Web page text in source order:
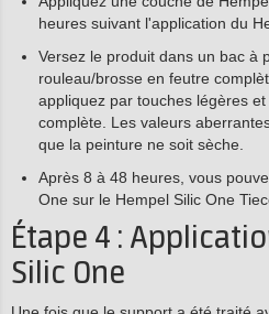
heures suivant l'application du
Versez le produit dans un bac à
rouleau/brosse en feutre
appliquez par touches légères
complète. Les valeurs
que la peinture ne soit sèche.
Après 8 à 48 heures, vous
One sur le Hempel Silic One
Étape 4 :
Silic One